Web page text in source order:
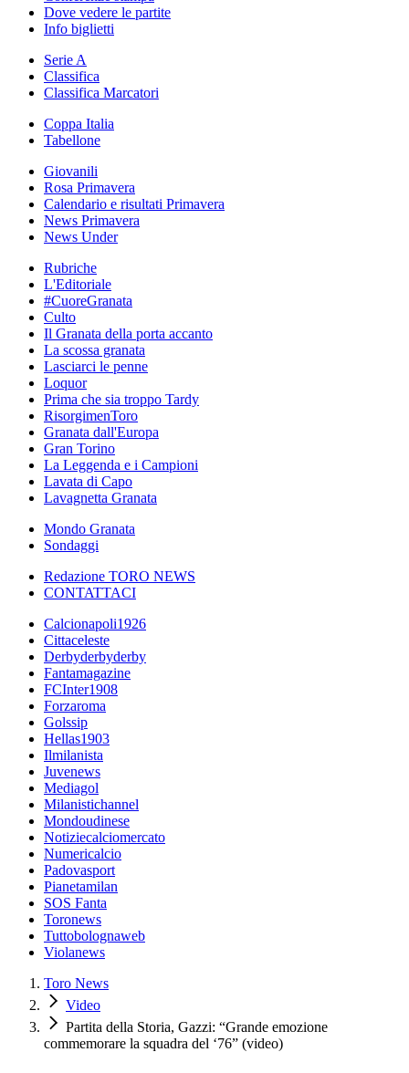
Dove vedere le partite
Info biglietti
Serie A
Classifica
Classifica Marcatori
Coppa Italia
Tabellone
Giovanili
Rosa Primavera
Calendario e risultati Primavera
News Primavera
News Under
Rubriche
L'Editoriale
#CuoreGranata
Culto
Il Granata della porta accanto
La scossa granata
Lasciarci le penne
Loquor
Prima che sia troppo Tardy
RisorgimenToro
Granata dall'Europa
Gran Torino
La Leggenda e i Campioni
Lavata di Capo
Lavagnetta Granata
Mondo Granata
Sondaggi
Redazione TORO NEWS
CONTATTACI
Calcionapoli1926
Cittaceleste
Derbyderbyderby
Fantamagazine
FCInter1908
Forzaroma
Golssip
Hellas1903
Ilmilanista
Juvenews
Mediagol
Milanistichannel
Mondoudinese
Notiziecalciomercato
Numericalcio
Padovasport
Pianetamilan
SOS Fanta
Toronews
Tuttobolognaweb
Violanews
Toro News
Video
Partita della Storia, Gazzi: “Grande emozione
commemorare la squadra del ‘76” (video)